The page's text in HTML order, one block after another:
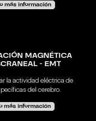
más información
MAGNÉTICA
- EMT
la actividad eléctrica de
del cerebro.
más información